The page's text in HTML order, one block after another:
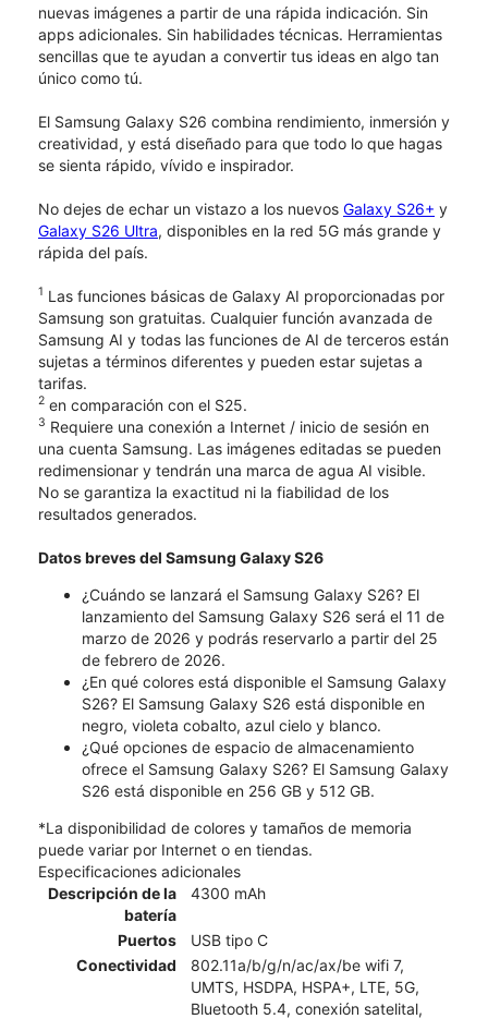
nuevas imágenes a partir de una rápida indicación. Sin
apps adicionales. Sin habilidades técnicas. Herramientas
sencillas que te ayudan a convertir tus ideas en algo tan
único como tú.
El Samsung Galaxy S26 combina rendimiento, inmersión y
creatividad, y está diseñado para que todo lo que hagas
se sienta rápido, vívido e inspirador.
No dejes de echar un vistazo a los nuevos Galaxy S26+ y
Galaxy S26 Ultra, disponibles en la red 5G más grande y
rápida del país.
1 Las funciones básicas de Galaxy AI proporcionadas por
Samsung son gratuitas. Cualquier función avanzada de
Samsung AI y todas las funciones de AI de terceros están
sujetas a términos diferentes y pueden estar sujetas a
tarifas.
2 en comparación con el S25.
3 Requiere una conexión a Internet / inicio de sesión en
una cuenta Samsung. Las imágenes editadas se pueden
redimensionar y tendrán una marca de agua AI visible.
No se garantiza la exactitud ni la fiabilidad de los
resultados generados.
Datos breves del Samsung Galaxy S26
¿Cuándo se lanzará el Samsung Galaxy S26? El
lanzamiento del Samsung Galaxy S26 será el 11 de
marzo de 2026 y podrás reservarlo a partir del 25
de febrero de 2026.
¿En qué colores está disponible el Samsung Galaxy
S26? El Samsung Galaxy S26 está disponible en
negro, violeta cobalto, azul cielo y blanco.
¿Qué opciones de espacio de almacenamiento
ofrece el Samsung Galaxy S26? El Samsung Galaxy
S26 está disponible en 256 GB y 512 GB.
*La disponibilidad de colores y tamaños de memoria
puede variar por Internet o en tiendas.
Especificaciones adicionales
Descripción de la
batería
4300 mAh
Puertos
USB tipo C
Conectividad
802.11a/b/g/n/ac/ax/be wifi 7,
UMTS, HSDPA, HSPA+, LTE, 5G,
Bluetooth 5.4, conexión satelital,